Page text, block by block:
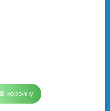
В корзину